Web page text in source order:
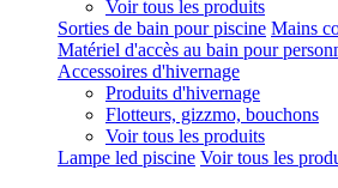
Voir tous les produits
Sorties de bain pour piscine Mains
Matériel d'accès au bain pour
Accessoires d'hivernage
Produits d'hivernage
Flotteurs, gizzmo, bouchons
Voir tous les produits
Lampe led piscine Voir tous les